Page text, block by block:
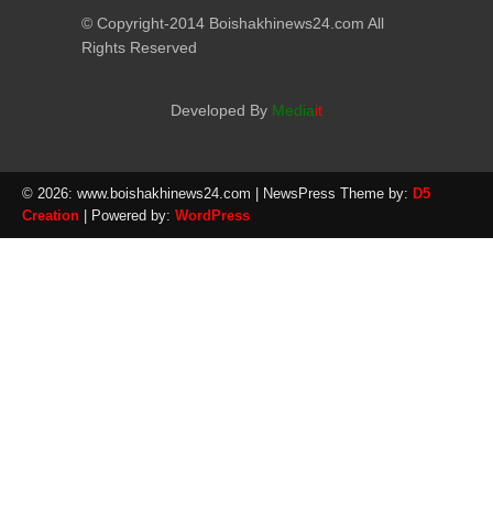
© Copyright-2014 Boishakhinews24.com All
Rights Reserved
Developed By Mediait
© 2026: www.boishakhinews24.com | NewsPress Theme by: D5
Creation | Powered by: WordPress